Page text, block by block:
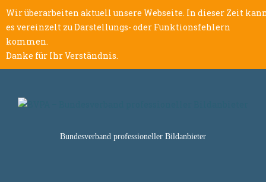
Wir überarbeiten aktuell unsere Webseite. In dieser Zeit
es vereinzelt zu Darstellungs- oder Funktionsfehlern
kommen.
Danke für Ihr Verständnis.
Bundesverband professioneller Bildanbieter